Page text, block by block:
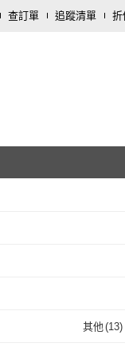
查訂單 追蹤清單 折
其他 (13)